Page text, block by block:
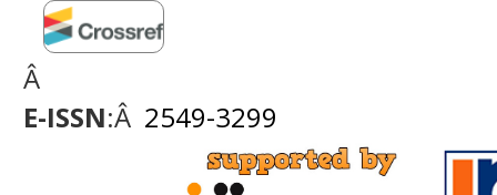
Â
E-ISSN:Â 2549-3299